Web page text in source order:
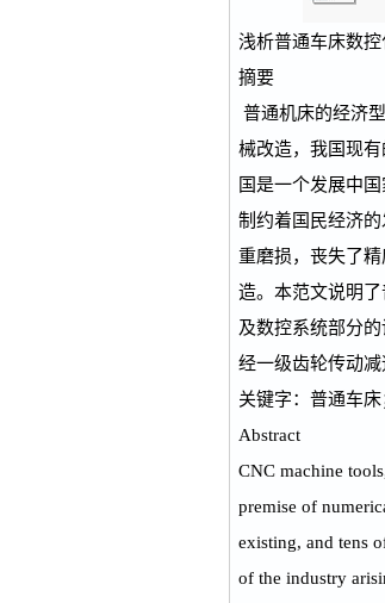
浅析普通车床数
摘要
普通机床的经济
械改造，我国现
国是一个发展中
制约着国民经济
重磨损，丧失了
造。本范文说明
及数控系统部分
经一级齿轮传动
关键字：普通车
Abstract
CNC machine
premise of
existing, and tens
of the industry